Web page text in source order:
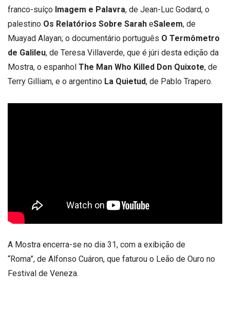
franco-suíço Imagem e Palavra, de Jean-Luc Godard, o
palestino Os Relatórios Sobre Sarah eSaleem, de
Muayad Alayan; o documentário português O Termômetro
de Galileu, de Teresa Villaverde, que é júri desta edição da
Mostra, o espanhol The Man Who Killed Don Quixote, de
Terry Gilliam, e o argentino La Quietud, de Pablo Trapero.
A Mostra encerra-se no dia 31, com a exibição de
“Roma”, de Alfonso Cuáron, que faturou o Leão de Ouro no
Festival de Veneza.